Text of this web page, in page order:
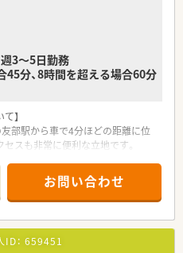
ジャー(SV)」に昇格できるなど、
チャンスも多い企業です。
職務給制度を採用しており、若く
の会社です！
を整えています。
の薬歴･ピッキングサポートシス
覧用タブレット設置など、薬剤師
に最新の機械を導入されていま
店内勉強会や、中途入社社員研
局長研修など幅広い研修を整えてい
3～5日勤務
45分、8時間を超える場合60分
】
部駅から車で4分ほどの距離に位
スも非常に便利な立地です。
おり、幅広い知識を習得できま
おり、総合科目に対応しながら地
サービスを提供しています。
いて】
お問い合わせ
： 659451